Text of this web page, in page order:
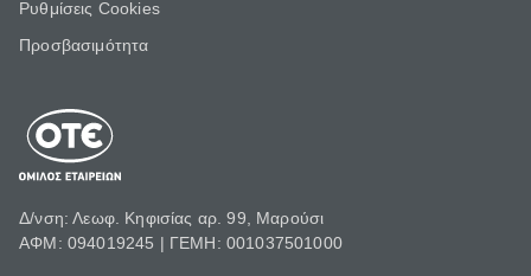
Ρυθμίσεις Cookies
Προσβασιμότητα
Δ/νση: Λεωφ. Κηφισίας αρ. 99, Μαρούσι
ΑΦΜ: 094019245 | ΓΕΜΗ: 001037501000